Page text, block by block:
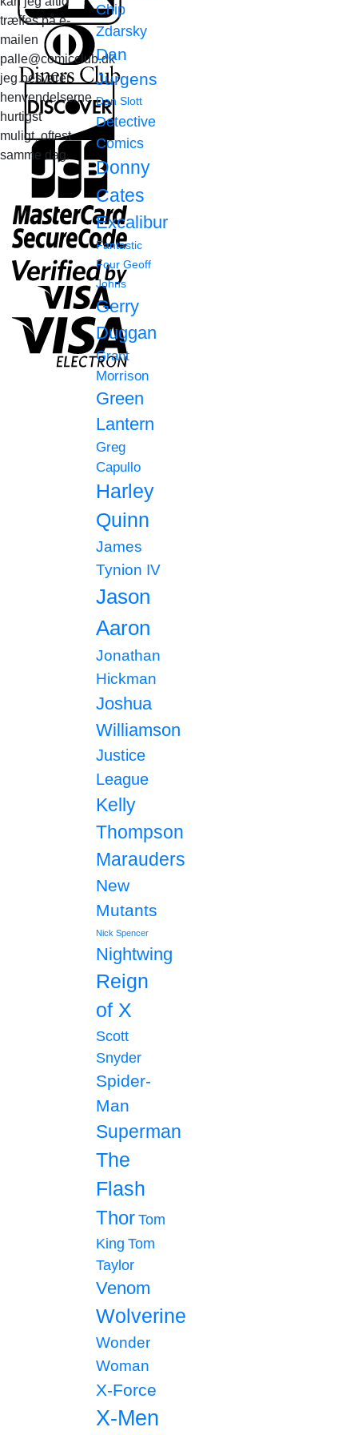
træffes på e-
mailen
palle@comicclub.dk
jeg besvarer
henvendelserne
hurtigst
muligt, oftest
samme dag.
Chip
Zdarsky
Dan
Jurgens
Dan Slott
Detective
Comics
Donny
Cates
Excalibur
Fantastic
Four Geoff
Johns
Gerry
Duggan
Grant
Morrison
Green
Lantern
Greg
Capullo
Harley
Quinn
James
Tynion IV
Jason
Aaron
Jonathan
Hickman
Joshua
Williamson
Justice
League
Kelly
Thompson
Marauders
New
Mutants
Nick Spencer
Nightwing
Reign
of X
Scott
Snyder
Spider-
Man
Superman
The
Flash
Thor Tom
King Tom
Taylor
Venom
Wolverine
Wonder
Woman
X-Force
X-Men